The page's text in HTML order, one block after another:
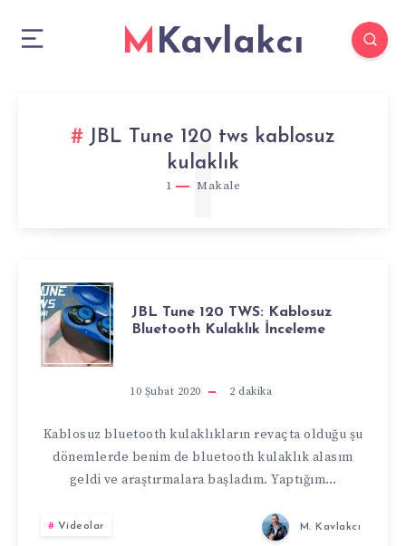
MKavlakcı
JBL Tune 120 tws kablosuz
kulaklık
1 Makale
1
JBL
TUNE
TWS:
KABLOSUZ
BLUETOOTH
JBL Tune 120 TWS: Kablosuz
Bluetooth Kulaklık İnceleme
10 Şubat 2020 2 dakika
Kablosuz bluetooth kulaklıkların revaçta olduğu şu
dönemlerde benim de bluetooth kulaklık alasım
geldi ve araştırmalara başladım. Yaptığım…
Videolar M. Kavlakcı